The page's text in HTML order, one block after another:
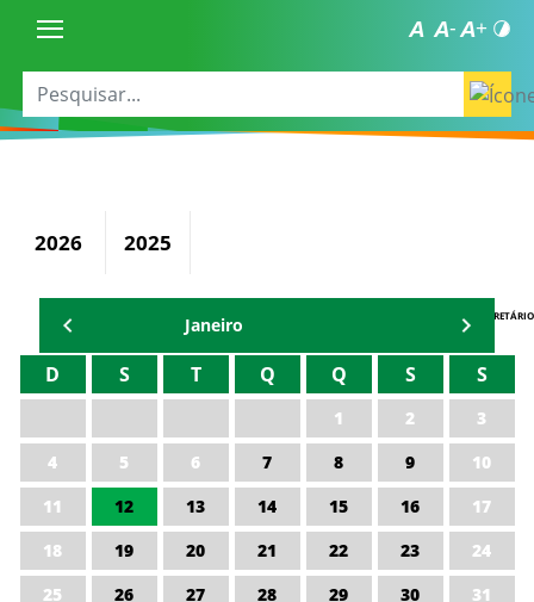
2026 2025
AGENDA DO SECRETÁRIO
Janeiro
D S T Q Q S S
1 2
3
4
5 6 7 8 9
10
11
12 13 14 15 16
17
18
19 20 21 22 23
24
25
26 27 28 29 30 31